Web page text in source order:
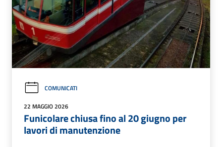
COMUNICATI
22 MAGGIO 2026
Funicolare chiusa fino al 20 giugno per
lavori di manutenzione